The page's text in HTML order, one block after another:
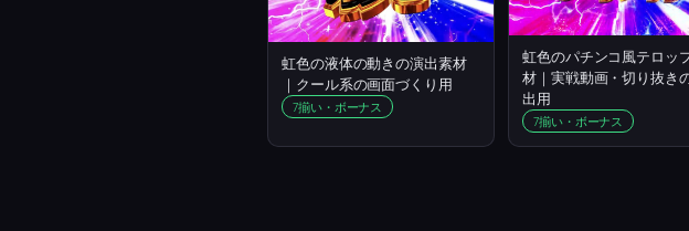
虹色の液体の動きの演出素材
｜クール系の画面づくり用
7揃い・ボーナス
虹色のパチンコ風テロッ
材｜実戦動画・切り抜き
出用
7揃い・ボーナス